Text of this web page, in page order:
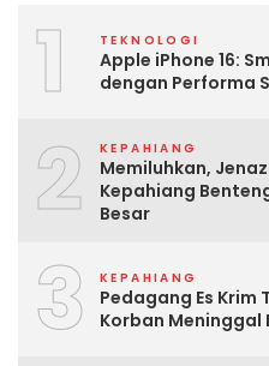
1 TEKNOLOGI
Apple iPhone 16:
dengan Performa
2 KEPAHIANG
Memiluhkan,
Kepahiang
Besar
3 KEPAHIANG
Pedagang Es Krim
Korban Meninggal